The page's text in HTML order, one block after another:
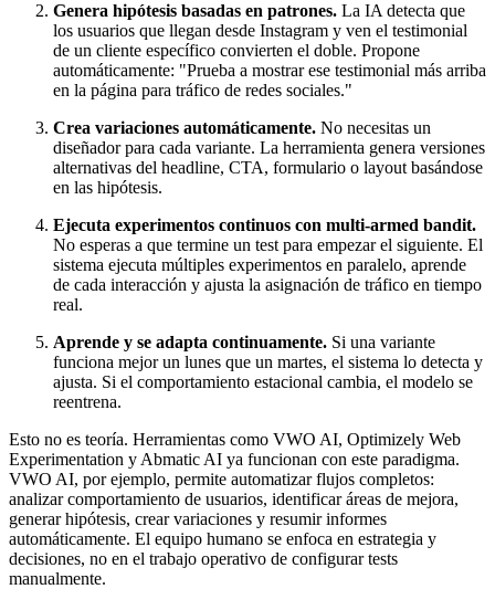
Genera hipótesis basadas en patrones. La IA detecta que
los usuarios que llegan desde Instagram y ven el testimonial
de un cliente específico convierten el doble. Propone
automáticamente: "Prueba a mostrar ese testimonial más arriba
en la página para tráfico de redes sociales."
Crea variaciones automáticamente. No necesitas un
diseñador para cada variante. La herramienta genera versiones
alternativas del headline, CTA, formulario o layout basándose
en las hipótesis.
Ejecuta experimentos continuos con multi-armed bandit.
No esperas a que termine un test para empezar el siguiente. El
sistema ejecuta múltiples experimentos en paralelo, aprende
de cada interacción y ajusta la asignación de tráfico en tiempo
real.
Aprende y se adapta continuamente. Si una variante
funciona mejor un lunes que un martes, el sistema lo detecta y
ajusta. Si el comportamiento estacional cambia, el modelo se
reentrena.
Esto no es teoría. Herramientas como VWO AI, Optimizely Web
Experimentation y Abmatic AI ya funcionan con este paradigma.
VWO AI, por ejemplo, permite automatizar flujos completos:
analizar comportamiento de usuarios, identificar áreas de mejora,
generar hipótesis, crear variaciones y resumir informes
automáticamente. El equipo humano se enfoca en estrategia y
decisiones, no en el trabajo operativo de configurar tests
manualmente.